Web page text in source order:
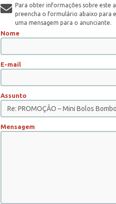
Para obter informações sobre este
preencha o formulário abaixo para
uma mensagem para o anunciante.
Nome
E-mail
Assunto
Mensagem